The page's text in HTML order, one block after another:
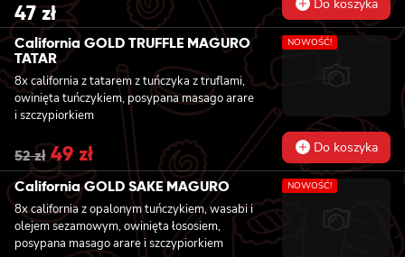
47zł Do koszyka
California GOLD TRUFFLE MAGURO
TATAR
8x california z tatarem z tuńczyka z truflami,
owinięta tuńczykiem, posypana masago arare
i szczypiorkiem
NOWOŚĆ!
52zł Original
price
was:
52 zł.
49 zł Current
price
is:
49 zł.
Do koszyka
California GOLD SAKE MAGURO
8x california z opalonym tuńczykiem, wasabi i
olejem sezamowym, owinięta łososiem,
posypana masago arare i szczypiorkiem
NOWOŚĆ!